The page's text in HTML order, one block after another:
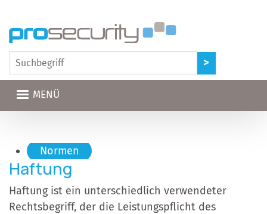
MENÜ
Hauptnavigation
Normen
Haftung
Haftung ist ein unterschiedlich verwendeter
Rechtsbegriff, der die Leistungspflicht des